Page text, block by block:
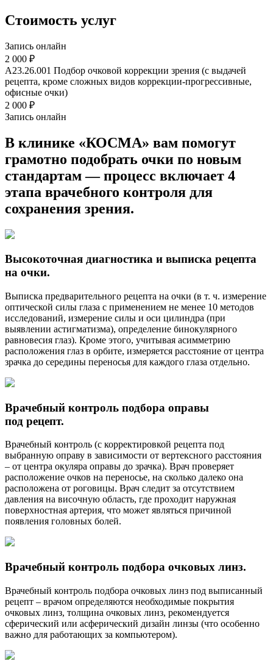
Стоимость услуг
Запись онлайн
2 000 ₽
A23.26.001 Подбор очковой коррекции зрения (с выдачей
рецепта, кроме сложных видов коррекции-прогрессивные,
офисные очки)
2 000 ₽
Запись онлайн
В клинике «КОСМА» вам помогут
грамотно подобрать очки по новым
стандартам — процесс включает 4
этапа врачебного контроля для
сохранения зрения.
Высокоточная диагностика и выписка рецепта
на очки.
Выписка предварительного рецепта на очки (в т. ч. измерение
оптической силы глаза с применением не менее 10 методов
исследований, измерение силы и оси цилиндра (при
выявлении астигматизма), определение бинокулярного
равновесия глаз). Кроме этого, учитывая асимметрию
расположения глаз в орбите, измеряется расстояние от центра
зрачка до середины переносья для каждого глаза отдельно.
Врачебный контроль подбора оправы
под рецепт.
Врачебный контроль (с корректировкой рецепта под
выбранную оправу в зависимости от вертексного расстояния
– от центра окуляра оправы до зрачка). Врач проверяет
расположение очков на переносье, на сколько далеко она
расположена от роговицы. Врач следит за отсутствием
давления на височную область, где проходит наружная
поверхностная артерия, что может являться причиной
появления головных болей.
Врачебный контроль подбора очковых линз.
Врачебный контроль подбора очковых линз под выписанный
рецепт – врачом определяются необходимые покрытия
очковых линз, толщина очковых линз, рекомендуется
сферический или асферический дизайн линзы (что особенно
важно для работающих за компьютером).